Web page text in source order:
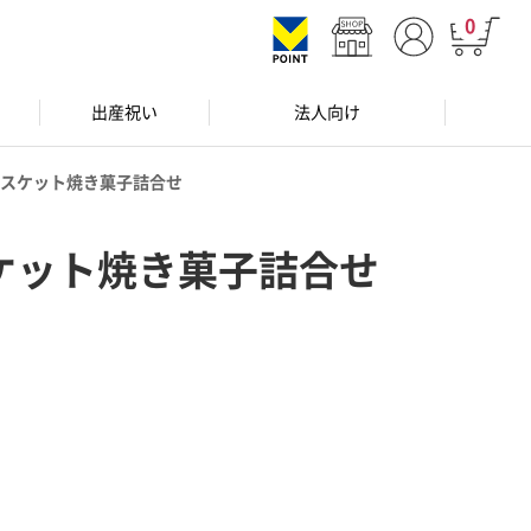
0
出産祝い 法人向け
ケット焼き菓子詰合せ
ット焼き菓子詰合せ